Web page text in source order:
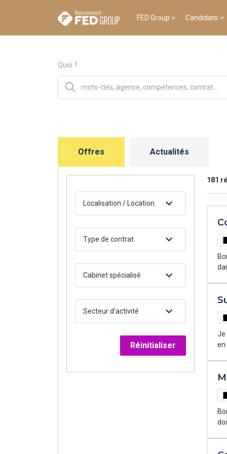
FED Group Candidats
Quoi ?
Offres Actualités
Localisation / Location
Type de contrat
Cabinet spécialisé
Secteur d'activité
Réinitialiser
181
Je
en